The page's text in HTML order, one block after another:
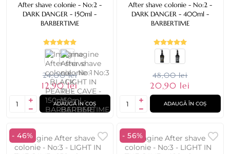
After shave colonie - No:2 -
DARK DANGER - 150ml -
BARBERTIME
24,00 lei
12,90 lei
ADAUGĂ ÎN COȘ
After shave colonie - No:2 -
DARK DANGER - 400ml -
BARBERTIME
48,00 lei
20,90 lei
ADAUGĂ ÎN COȘ
- 46% - 56%